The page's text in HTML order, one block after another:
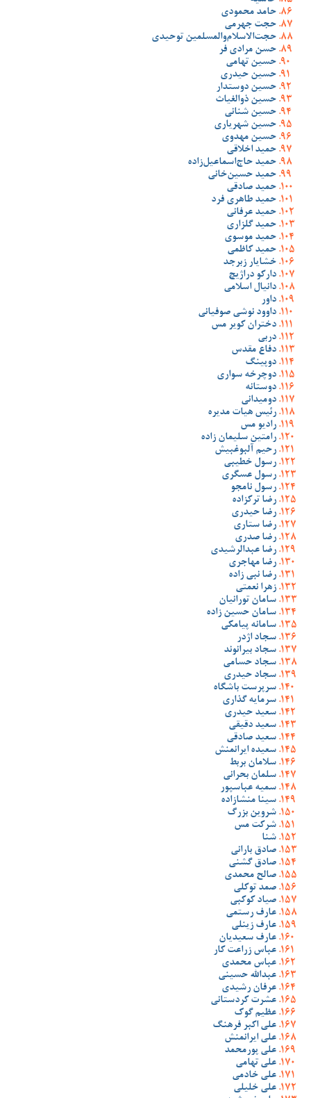
حامد محمودی
حجت جهرمی
حجت‌الاسلام‌والمسلمین توحیدی
حسن مرادی فر
حسین تهامی
حسین حیدری
حسین دوستدار
حسین ذوالغیاث
حسین شنانی
حسین شهریاری
حسین مهدوی
حمید اخلاقی
حمید حاج‌اسماعیل‌زاده
حمید حسین‌خانی
حمید صادقی
حمید طاهری فرد
حمید عرفانی
حمید گلزاری
حمید موسوی
حمید کاظمی
خشایار زبرجد
دارکو دراژیچ
دانیال اسلامی
داور
داوود نوشی صوفیانی
دختران کویر مس
دربی
دفاع مقدس
دوپینگ
دوچرخه سواری
دوستانه
دومیدانی
رئیس هیات مدیره
رادیو مس
رامتین سلیمان زاده
رحیم آلبوغبیش
رسول خطیبی
رسول عسگری
رسول نامجو
رضا ترکزاده
رضا حیدری
رضا ستاری
رضا صدری
رضا عبدالرشیدی
رضا مهاجری
رضا نبی زاده
زهرا نعمتی
سامان تورانیان
سامان حسین زاده
سامانه پیامکی
سجاد اژدر
سجاد بیرانوند
سجاد حسامی
سجاد حیدری
سرپرست باشگاه
سرمایه گذاری
سعید حیدری
سعید دقیقی
سعید صادقی
سعیده ایرانمنش
سلامان بربط
سلمان بحرانی
سمیه عباسپور
سینا منشازاده
شروین بزرگ
شرکت مس
شنا
صادق بارانی
صادق گشنی
صالح محمدی
صمد توکلی
صیاد کوکبی
عارف رستمی
عارف زینلی
عارف سعیدیان
عباس زراعت کار
عباس محمدی
عبدالله حسینی
عرفان رشیدی
عشرت کردستانی
عظیم گوک
علی اکبر فرهنگ
علی ایرانمنش
علی پورمحمد
علی تهامی
علی خادمی
علی خلیلی